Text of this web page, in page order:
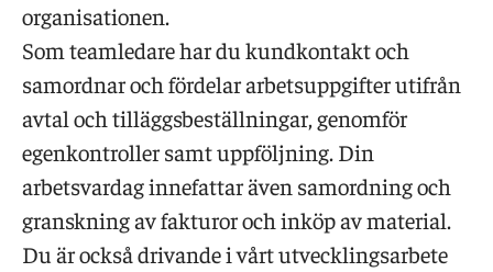
organisationen.
Som teamledare har du kundkontakt och
samordnar och fördelar arbetsuppgifter utifrån
avtal och tilläggsbeställningar, genomför
egenkontroller samt uppföljning. Din
arbetsvardag innefattar även samordning och
granskning av fakturor och inköp av material.
Du är också drivande i vårt utvecklingsarbete